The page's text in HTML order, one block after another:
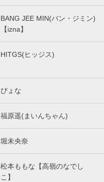
BANG JEE MIN(バン・ジミン)
【izna】
HITGS(ヒッジス)
ぴょな
福原遥(まいんちゃん)
堀未央奈
松本ももな【高嶺のなでし
こ】